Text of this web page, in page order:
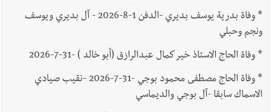
*
وفاة بدرية يوسف بديري -الدفن 1-8-2026 - آل بديري ويوسف
ونجم وحبلي
*وفاة الحاج الاستاذ خير كمال عبدالرازق (أبو خالد ) -31-7-2026
*
وفاة الحاج مصطفى محمود بوجي -31-7-2026 -نقيب صيادي
الاسماك سابقا -آل بوجي والديماسي